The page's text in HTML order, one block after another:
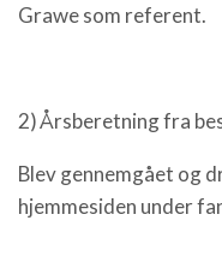
Grawe som referent.
2) Årsberetning fra
Blev gennemgået og
hjemmesiden under